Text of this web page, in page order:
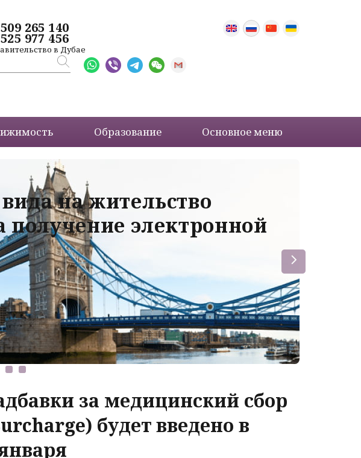
265 140
977 456
в Дубае
Образование Основное меню
на жительство
получение электронной
за медицинский сбор
будет введено в